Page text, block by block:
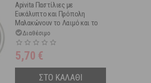
Apivita Παστίλιες με
Ευκάλυπτο και Πρόπολη
Μαλακώνουν το Λαιμό και το
Βήχα 45 g
Διαθέσιμο
5,70 €
ΣΤΟ ΚΑΛΑΘΙ